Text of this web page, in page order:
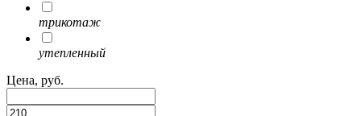
трикотаж
утепленный
Цена, руб.